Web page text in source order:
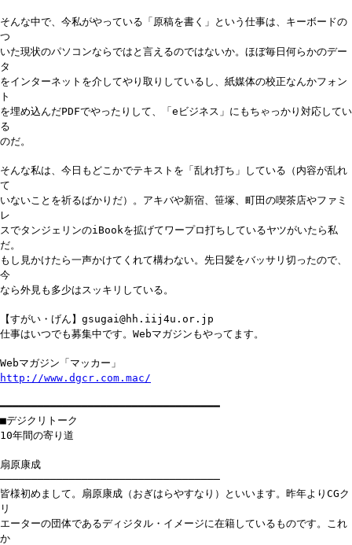
そんな中で、今私がやっている「原稿を書く」という仕事は、キーボードの
つ
いた現状のパソコンならではと言えるのではないか。ほぼ毎日何らかのデー
タ
をインターネットを介してやり取りしているし、紙媒体の校正なんかフォン
ト
を埋め込んだPDFでやったりして、「eビジネス」にもちゃっかり対応してい
る
のだ。
そんな私は、今日もどこかでテキストを「乱れ打ち」している（内容が乱れ
て
いないことを祈るばかりだ）。アキバや新宿、笹塚、町田の喫茶店やファミ
レ
スでタンジェリンのiBookを拡げてワープロ打ちしているヤツがいたら私
だ。
もし見かけたら一声かけてくれて構わない。先日髪をバッサリ切ったので、
今
なら外見も多少はスッキリしている。
【すがい・げん】gsugai@hh.iij4u.or.jp
仕事はいつでも募集中です。Webマガジンもやってます。
Webマガジン「マッカー」
http://www.dgcr.com.mac/
━━━━━━━━━━━━━━━━━━━━━━━━━━━━━━━━━━━
■デジクリトーク
10年間の寄り道
扇原康成
───────────────────────────────────
皆様初めまして。扇原康成（おぎはらやすなり）といいます。昨年よりCGク
リ
エーターの団体であるディジタル・イメージに在籍しているものです。これ
か